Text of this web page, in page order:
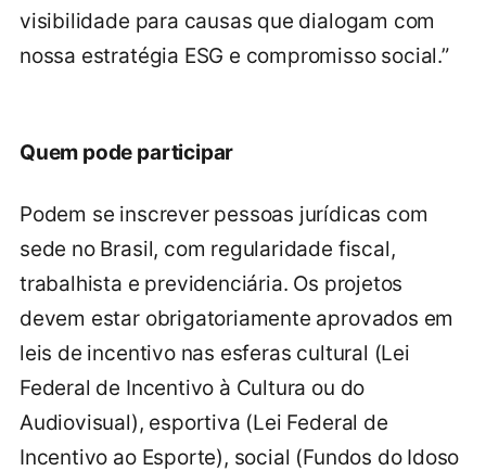
visibilidade para causas que dialogam com
nossa estratégia ESG e compromisso social.”
Quem pode participar
Podem se inscrever pessoas jurídicas com
sede no Brasil, com regularidade fiscal,
trabalhista e previdenciária. Os projetos
devem estar obrigatoriamente aprovados em
leis de incentivo nas esferas cultural (Lei
Federal de Incentivo à Cultura ou do
Audiovisual), esportiva (Lei Federal de
Incentivo ao Esporte), social (Fundos do Idoso